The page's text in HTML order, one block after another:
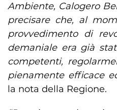
Ambiente, Calogero
precisare che, al
provvedimento di
demaniale era già
competenti,
pienamente efficace
la nota della Regione.